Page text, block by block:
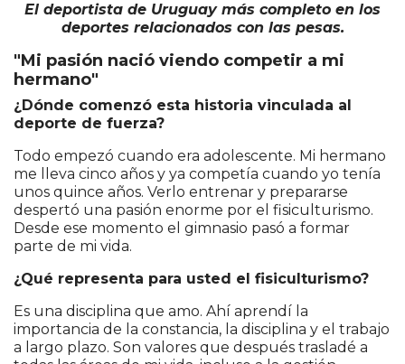
El deportista de Uruguay más completo en los
deportes relacionados con las pesas.
"Mi pasión nació viendo competir a mi
hermano"
¿Dónde comenzó esta historia vinculada al
deporte de fuerza?
Todo empezó cuando era adolescente. Mi hermano
me lleva cinco años y ya competía cuando yo tenía
unos quince años. Verlo entrenar y prepararse
despertó una pasión enorme por el fisiculturismo.
Desde ese momento el gimnasio pasó a formar
parte de mi vida.
¿Qué representa para usted el fisiculturismo?
Es una disciplina que amo. Ahí aprendí la
importancia de la constancia, la disciplina y el trabajo
a largo plazo. Son valores que después trasladé a